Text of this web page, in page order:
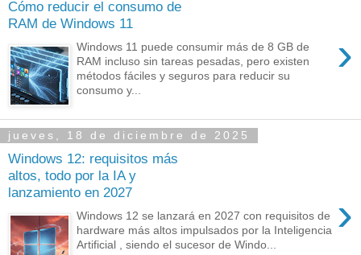
Cómo reducir el consumo de
RAM de Windows 11
›
Windows 11 puede consumir más de 8 GB de
RAM incluso sin tareas pesadas, pero existen
métodos fáciles y seguros para reducir su
consumo y...
jueves, 18 de diciembre de 2025
Windows 12: requisitos más
altos, todo por la IA y
lanzamiento en 2027
›
Windows 12 se lanzará en 2027 con requisitos de
hardware más altos impulsados por la Inteligencia
Artificial , siendo el sucesor de Windo...